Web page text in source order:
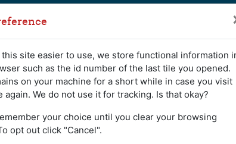
this site easier to use, we store functional information
such as the id number of the last tile you opened.
on your machine for a short while in case you visit
again. We do not use it for tracking. Is that okay?
your choice until you clear your browsing
opt out click "Cancel".